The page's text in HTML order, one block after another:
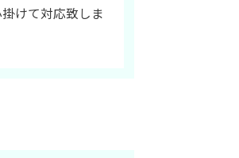
けて対応致しま